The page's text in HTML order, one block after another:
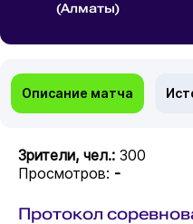
(Алматы)
Описание матча
Зрители, чел.: 300
Просмотров: -
Протокол